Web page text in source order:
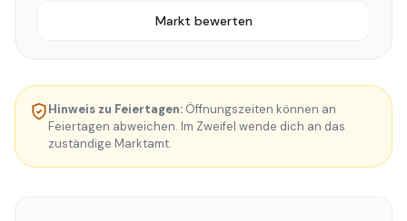
Markt bewerten
Hinweis zu Feiertagen: Öffnungszeiten können an
Feiertagen abweichen. Im Zweifel wende dich an das
zuständige Marktamt.